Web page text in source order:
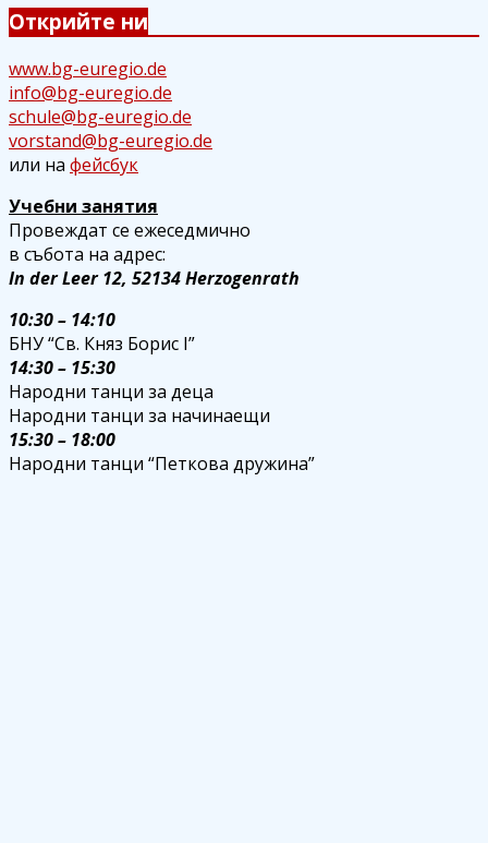
Открийте ни
www.bg-euregio.de
info@bg-euregio.de
schule@bg-euregio.de
vorstand@bg-euregio.de
или на фейсбук
Учебни занятия
Провеждат се ежеседмично
в събота на адрес:
In der Leer 12, 52134 Herzogenrath
10:30 – 14:10
БНУ “Св. Княз Борис I”
14:30 – 15:30
Народни танци за деца
Народни танци за начинаещи
15:30 – 18:00
Народни танци “Петкова дружина”